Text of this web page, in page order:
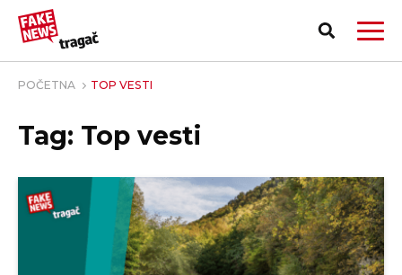
POČETNA TOP VESTI
Tag: Top vesti